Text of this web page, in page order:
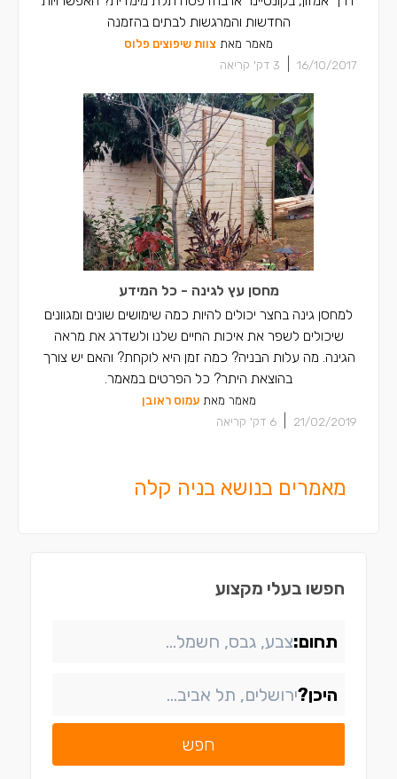
החדשות והמרגשות לבתים בהזמנה
מאמר מאת צוות שיפוצים פלוס
16/10/2017
3 דק' קריאה
מחסן עץ לגינה - כל המידע
למחסן גינה בחצר יכולים להיות כמה שימושים שונים ומגוונים
שיכולים לשפר את איכות החיים שלנו ולשדרג את מראה
הגינה. מה עלות הבניה? כמה זמן היא לוקחת? והאם יש צורך
בהוצאת היתר? כל הפרטים במאמר.
מאמר מאתעמוס ראובן
21/02/2019
6 דק' קריאה
מאמרים בנושא בניה קלה
חפשו בעלי מקצוע
תחום:
היכן?
חפש